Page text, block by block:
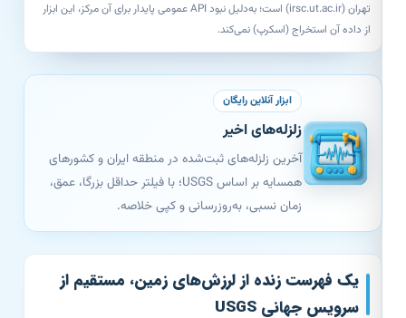
تهران (irsc.ut.ac.ir
) است؛ به‌دلیل نبود API عمومی پایدار برای آن مرکز، این ابزار
از داده آن استخراج (اسکرپ) نمی‌کند.
ابزار آنلاین رایگان
زلزله‌های اخیر
آخرین زلزله‌های ثبت‌شده در منطقه ایران و کشورهای
همسایه بر اساس USGS؛ با فیلتر حداقل بزرگا، عمق،
زمان نسبی، به‌روزرسانی و کپی خلاصه.
یک فهرست زنده از لرزش‌های زمین، مستقیم از
سرویس جهانی USGS